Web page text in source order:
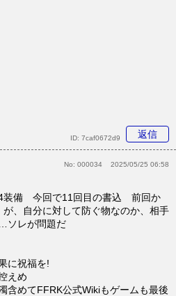
返信
ID: 7caf0672d9
No: 000034 2025/05/25 06:58
装備 今回で11回目の書込 前回か
、自分に対して防ぐ物なのか、相手
ソレが問題だ
に祝福を!
えめ
含めてFFRK公式Wikiもゲームも最後